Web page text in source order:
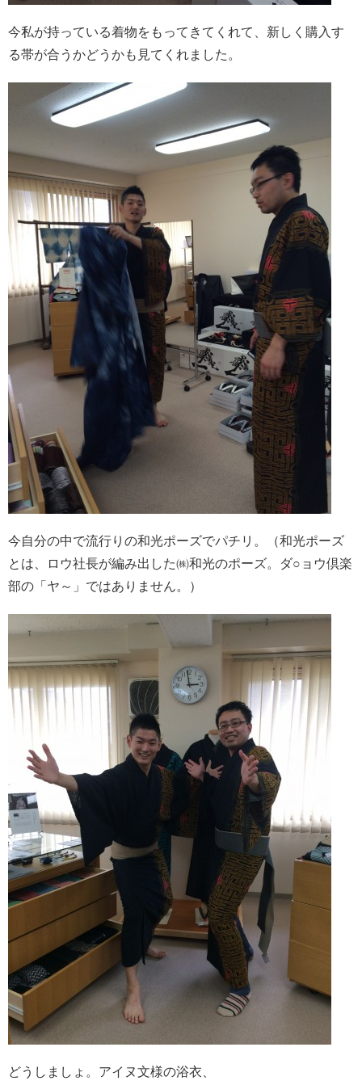
今私が持っている着物をもってきてくれて、新しく購入す
る帯が合うかどうかも見てくれました。
今自分の中で流行りの和光ポーズでパチリ。（和光ポーズ
とは、ロウ社長が編み出した㈱和光のポーズ。ダ○ョウ倶楽
部の「ヤ～」ではありません。）
どうしましょ。アイヌ文様の浴衣、